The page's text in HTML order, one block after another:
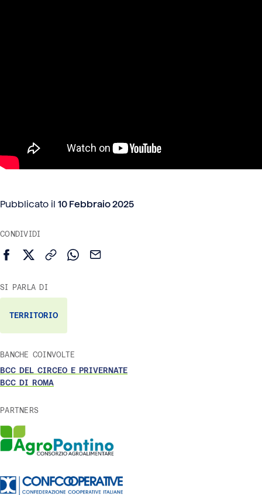
Pubblicato il 10 Febbraio 2025
CONDIVIDI
Condividi su Facebook
Condividi su X (Twitter)
Copia link
Condividi su WhatsApp
Invia via email
SI PARLA DI
TERRITORIO
BANCHE COINVOLTE
BCC DEL CIRCEO E PRIVERNATE
BCC DI ROMA
PARTNERS